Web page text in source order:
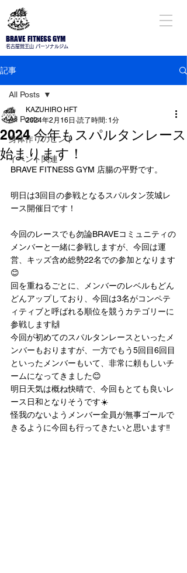
BRAVE FITNESS GYM
名古屋​覚王山 パーソナルジム
記事
All Posts
身体作りのヒント
イベント関連
All Posts
2024 今年もスパルタンレース
始まります！
KAZUHIRO HFT
2024年2月16日 読了時間: 1分
BRAVE FITNESS GYM 店腸の平野です。
明日は3回目の参戦となるスパルタン茨城レ
ース開催日です！
今回のレースでも勿論BRAVEコミュニティの
メンバーと一緒に参戦しますが、今回は運
営、キッズ含め総勢22名での参加となります
😊
回を重ねるごとに、メンバーのレベルもどん
どんアップしており、今回は3名がコンペテ
ィティブと呼ばれる順位を競うカテゴリーに
参戦します🙌
今回が初めてのスパルタンレースといったメ
ンバーもおりますが、一方でもう5回目6回目
といったメンバーもいて、非常に頼もしいチ
ームになってきました😊
明日天気は概ね快晴で、今回もとても良いレ
ース日和となりそうです☀️
怪我のないようメンバー全員が無事ゴールで
きるように今回も行ってきたいと思います‼️